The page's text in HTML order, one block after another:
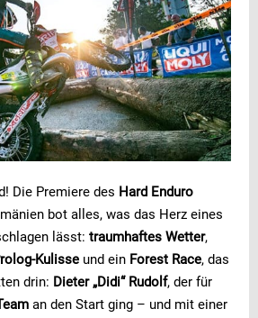
Die Premiere des Hard Enduro
bot alles, was das Herz eines
lässt: traumhaftes Wetter,
Kulisse und ein Forest Race, das
drin: Dieter „Didi“ Rudolf, der für
an den Start ging – und mit einer